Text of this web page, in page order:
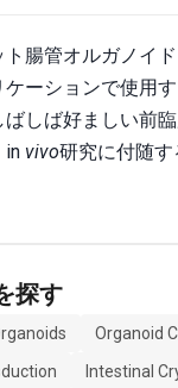
ト腸管オルガノイ
ケーションで使用
しば好ましい前
in vivo研究に付随す
探す
Organoid
Intestinal